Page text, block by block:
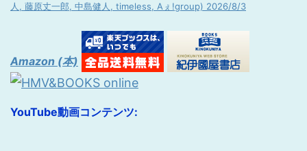
人, 藤原丈一郎, 中島健人, timeless, Aぇ!group) 2026/8/3
Amazon (本)
YouTube動画コンテンツ: